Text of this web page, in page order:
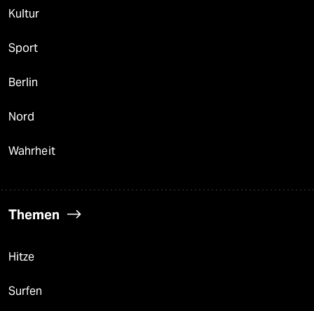
Kultur
Sport
Berlin
Nord
Wahrheit
Themen
Hitze
Surfen